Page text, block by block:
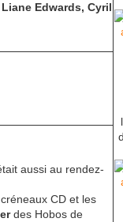
Edwards, Cyril
aussi au rendez-
CD et les
des Hobos de